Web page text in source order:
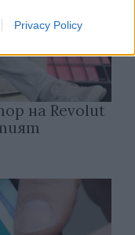
Privacy Policy
на Revolut